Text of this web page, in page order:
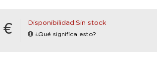
Disponibilidad:Sin stock
¿Qué significa esto?